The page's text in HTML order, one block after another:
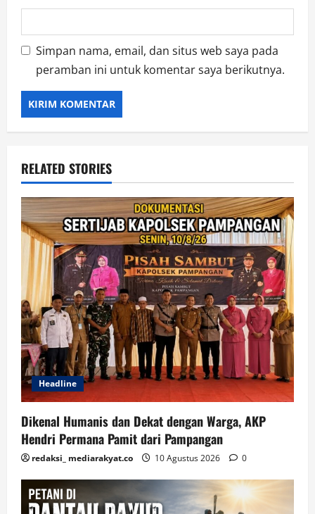
Simpan nama, email, dan situs web saya pada
peramban ini untuk komentar saya berikutnya.
RELATED STORIES
Headline
Dikenal Humanis dan Dekat dengan Warga, AKP
Hendri Permana Pamit dari Pampangan
redaksi_ mediarakyat.co 10 Agustus 2026 0